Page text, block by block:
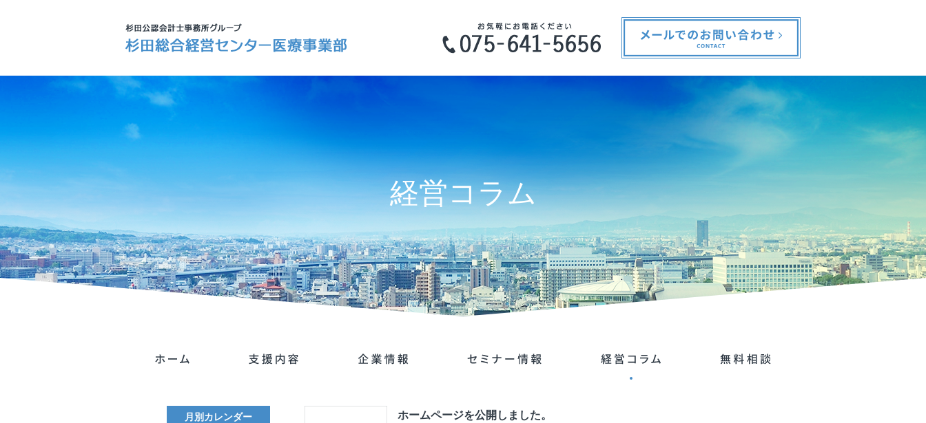
経営コラム
ホームページを公開しました。
月別カレンダー